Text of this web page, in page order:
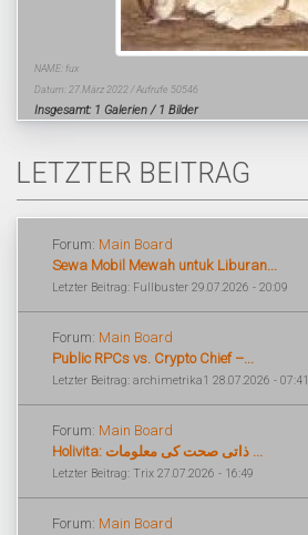
NAME: fux
Datum: 27.März 2022 / Aufrufe 50546
Insgesamt: 1 Galerien / 1 Bilder
LETZTER BEITRAG
Forum: Main Board
Sewa Mobil Mewah untuk Liburan...
Letzter Beitrag: Fullbuster 29.07.2026 - 20:09
Forum: Main Board
Public RPCs vs. Crypto Chief –...
Letzter Beitrag: archimetrika1 28.07.2026 - 07:41
Forum: Main Board
Holivita: ذاتی صحت کی معلومات ...
Letzter Beitrag: Trix 27.07.2026 - 16:49
Forum: Main Board